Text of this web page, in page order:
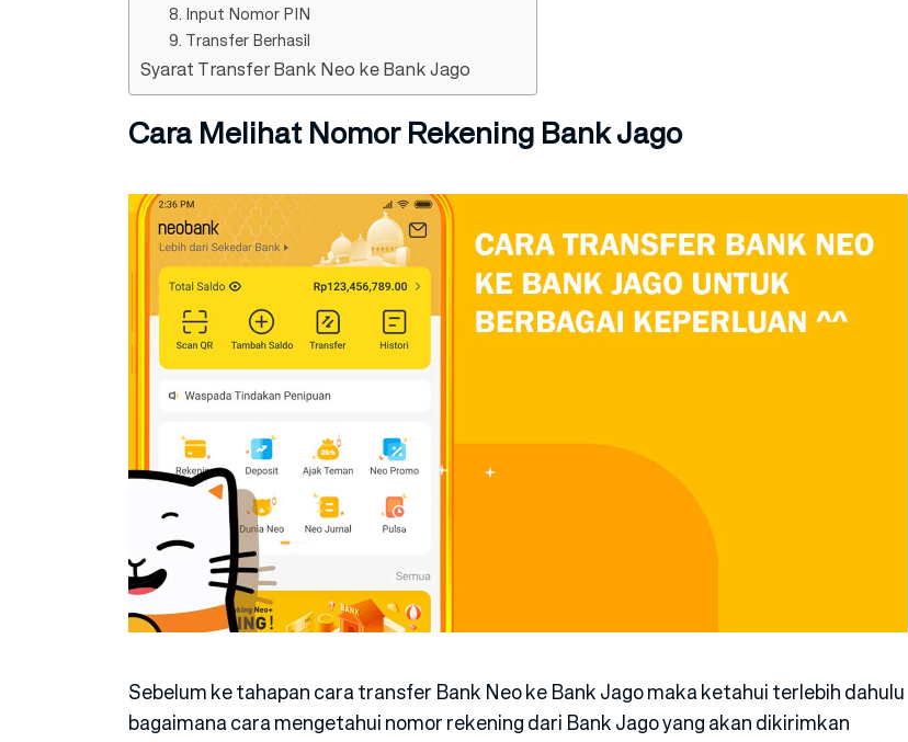
8. Input Nomor PIN
9. Transfer Berhasil
Syarat Transfer Bank Neo ke Bank Jago
Cara Melihat Nomor Rekening Bank Jago
Sebelum ke tahapan cara transfer Bank Neo ke Bank Jago maka ketahui terlebih dahulu
bagaimana cara mengetahui nomor rekening dari Bank Jago yang akan dikirimkan